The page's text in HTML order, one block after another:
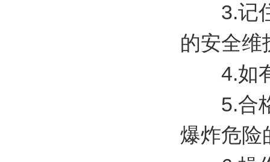
3.记住
的安全维
4.如有
5.合格
爆炸危险